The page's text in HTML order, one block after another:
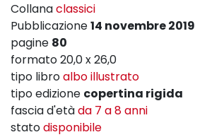
Collanaclassici
Pubblicazione14 novembre 2019
pagine 80
formato 20,0 x 26,0
tipo libroalbo illustrato
tipo edizione copertina rigida
fascia d'etàda 7 a 8 anni
statodisponibile